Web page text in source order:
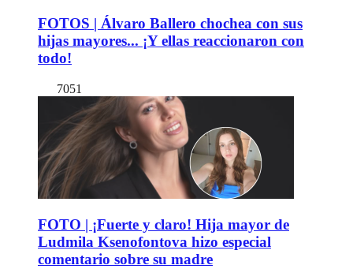
FOTOS | Álvaro Ballero chochea con sus
hijas mayores... ¡Y ellas reaccionaron con
todo!
7051
FOTO | ¡Fuerte y claro! Hija mayor de
Ludmila Ksenofontova hizo especial
comentario sobre su madre